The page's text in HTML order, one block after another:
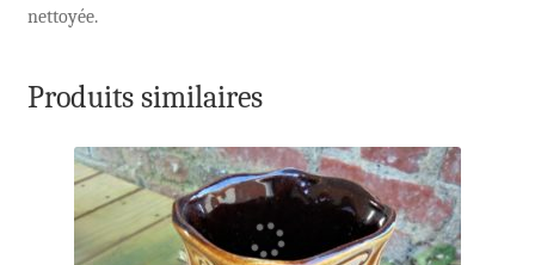
nettoyée.
Produits similaires